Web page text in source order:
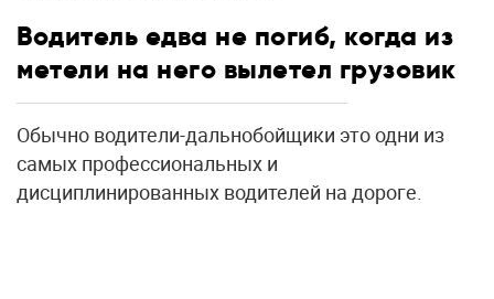
Водитель едва не погиб, когда из
метели на него вылетел грузовик
Обычно водители-дальнобойщики это одни из
самых профессиональных и
дисциплинированных водителей на дороге.